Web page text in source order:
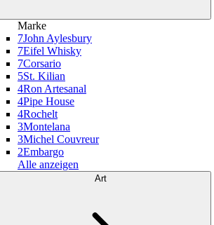
Marke
7John Aylesbury
7Eifel Whisky
7Corsario
5St. Kilian
4Ron Artesanal
4Pipe House
4Rochelt
3Montelana
3Michel Couvreur
2Embargo
Alle anzeigen
Art